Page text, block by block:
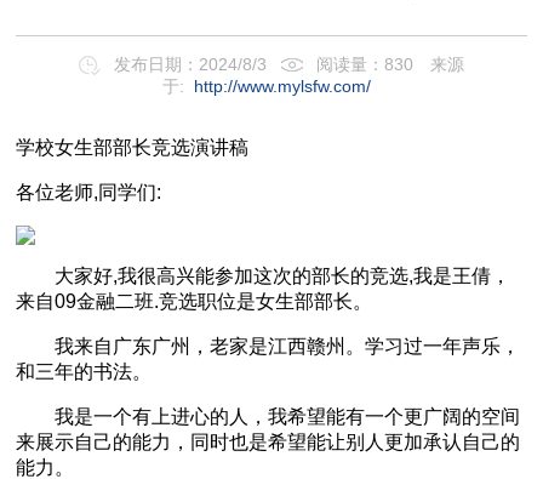
发布日期：2024/8/3 阅读量：830
来源
于: http://www.mylsfw.com/
学校女生部部长竞选演讲稿
各位老师,同学们:
大家好,我很高兴能参加这次的部长的竞选,我是王倩，
来自09金融二班.竞选职位是女生部部长。
我来自广东广州，老家是江西赣州。学习过一年声乐，
和三年的书法。
我是一个有上进心的人，我希望能有一个更广阔的空间
来展示自己的能力，同时也是希望能让别人更加承认自己的
能力。